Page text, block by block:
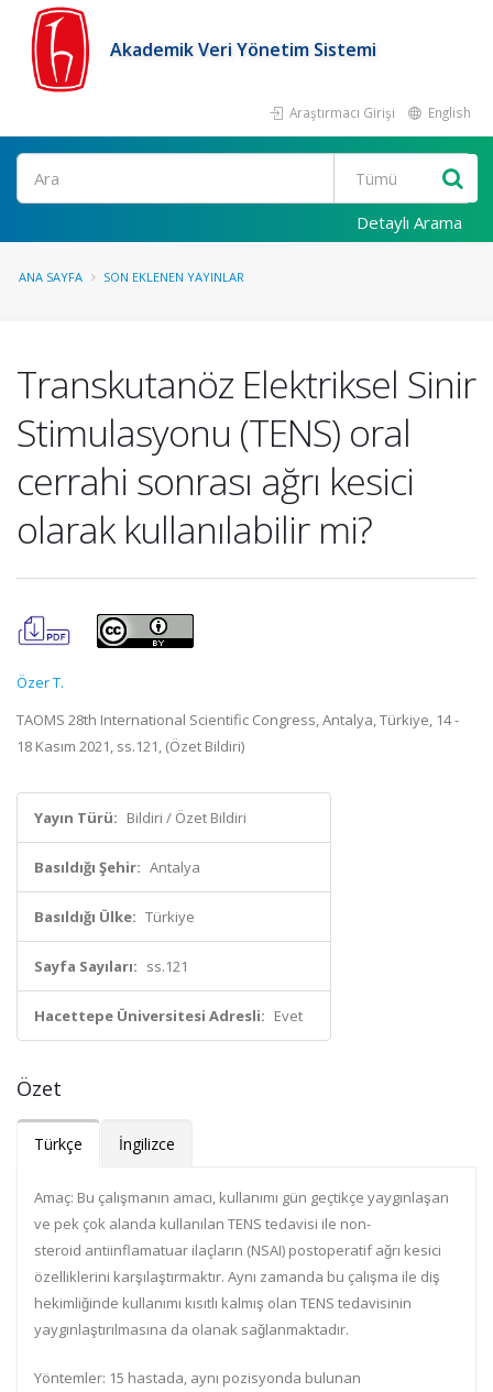
Akademik Veri Yönetim Sistemi
Araştırmacı Girişi English
Ara
Detaylı Arama
ANA SAYFA SON EKLENEN YAYINLAR
Transkutanöz Elektriksel Sinir
Stimulasyonu (TENS) oral
cerrahi sonrası ağrı kesici
olarak kullanılabilir mi?
Özer T.
TAOMS 28th International Scientific Congress, Antalya, Türkiye, 14 -
18 Kasım 2021, ss.121, (Özet Bildiri)
Yayın Türü: Bildiri / Özet Bildiri
Basıldığı Şehir: Antalya
Basıldığı Ülke: Türkiye
Sayfa Sayıları: ss.121
Hacettepe Üniversitesi Adresli: Evet
Özet
Türkçe İngilizce
Amaç: Bu çalışmanın amacı, kullanımı gün geçtikçe yaygınlaşan
ve pek çok alanda kullanılan TENS tedavisi ile non-
steroid antiinflamatuar ilaçların (NSAI) postoperatif ağrı kesici
özelliklerini karşılaştırmaktır. Aynı zamanda bu çalışma ile diş
hekimliğinde kullanımı kısıtlı kalmış olan TENS tedavisinin
yaygınlaştırılmasına da olanak sağlanmaktadır.
Yöntemler: 15 hastada, aynı pozisyonda bulunan